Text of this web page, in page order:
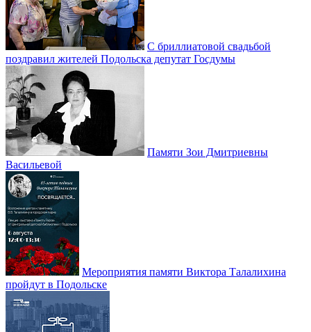
С бриллиатовой свадьбой
поздравил жителей Подольска депутат Госдумы
Памяти Зои Дмитриевны
Васильевой
Мероприятия памяти Виктора Талалихина
пройдут в Подольске